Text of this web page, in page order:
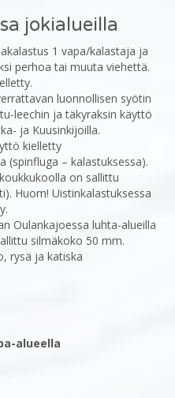
jokialueilla
1 vapa/kalastaja ja
perhoa tai muuta viehettä.
luonnollisen syötin
leechin ja täkyraksin käyttö
ja Kuusinkijoilla.
kielletty
(spinfluga – kalastuksessa).
on sallittu
Huom! Uistinkalastuksessa
Oulankajoessa luhta-alueilla
silmäkoko 50 mm.
rysä ja katiska
alueella